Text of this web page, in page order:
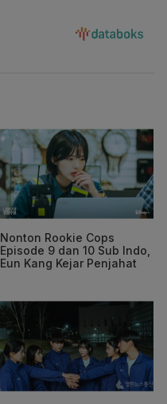
Nonton Rookie Cops
Episode 9 dan 10 Sub Indo,
Eun Kang Kejar Penjahat